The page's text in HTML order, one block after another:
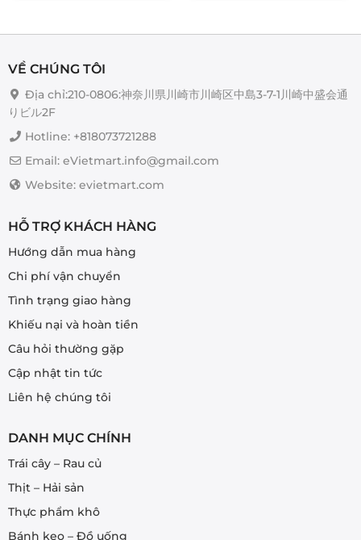
VỀ CHÚNG TÔI
Địa chỉ:210-0806:神奈川県川崎市川崎区中島3-7-1川崎中盛会通
りビル2F
Hotline: +818073721288
Email: eVietmart.info@gmail.com
Website: evietmart.com
HỖ TRỢ KHÁCH HÀNG
Hướng dẫn mua hàng
Chi phí vận chuyển
Tình trạng giao hàng
Khiếu nại và hoàn tiền
Câu hỏi thường gặp
Cập nhật tin tức
Liên hệ chúng tôi
DANH MỤC CHÍNH
Trái cây – Rau củ
Thịt – Hải sản
Thực phẩm khô
Bánh kẹo – Đồ uống